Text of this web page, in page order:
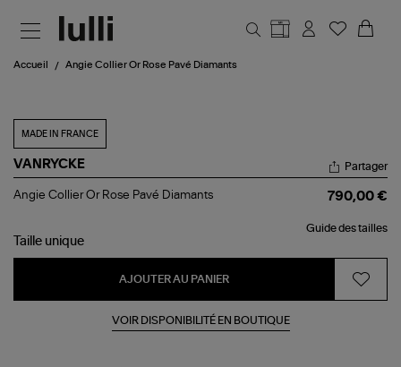
Accueil Angie Collier Or Rose Pavé Diamants
MADE IN FRANCE
VANRYCKE
Angie
Rose
Pavé
Partager
Angie Collier Or Rose Pavé Diamants 790,00 €
Guide des tailles
Taille unique
AJOUTER AU PANIER
VOIR DISPONIBILITÉ EN BOUTIQUE